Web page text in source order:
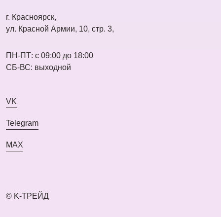
г. Красноярск,
ул. Красной Армии, 10, стр. 3,
ПН-ПТ: с 09:00 до 18:00
СБ-ВС: выходной
VK
Telegram
MAX
© K-ТРЕЙД